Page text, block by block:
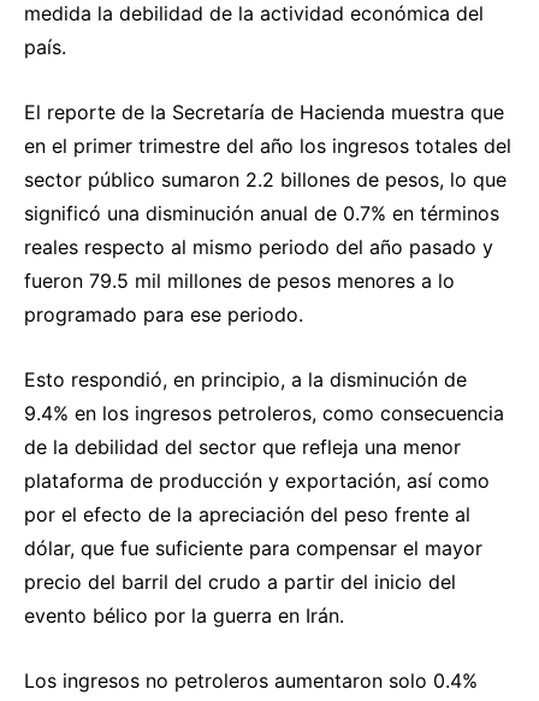
medida la debilidad de la actividad económica del
país.
El reporte de la Secretaría de Hacienda muestra que
en el primer trimestre del año los ingresos totales del
sector público sumaron 2.2 billones de pesos, lo que
significó una disminución anual de 0.7% en términos
reales respecto al mismo periodo del año pasado y
fueron 79.5 mil millones de pesos menores a lo
programado para ese periodo.
Esto respondió, en principio, a la disminución de
9.4% en los ingresos petroleros, como consecuencia
de la debilidad del sector que refleja una menor
plataforma de producción y exportación, así como
por el efecto de la apreciación del peso frente al
dólar, que fue suficiente para compensar el mayor
precio del barril del crudo a partir del inicio del
evento bélico por la guerra en Irán.
Los ingresos no petroleros aumentaron solo 0.4%